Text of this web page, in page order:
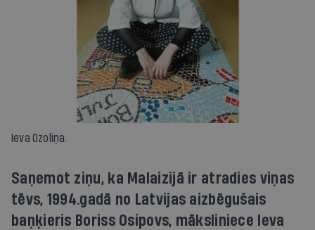
Ieva Ozoliņa.
Saņemot ziņu, ka Malaizijā ir atradies viņas
tēvs, 1994.gadā no Latvijas aizbēgušais
baņķieris Boriss Osipovs, māksliniece Ieva